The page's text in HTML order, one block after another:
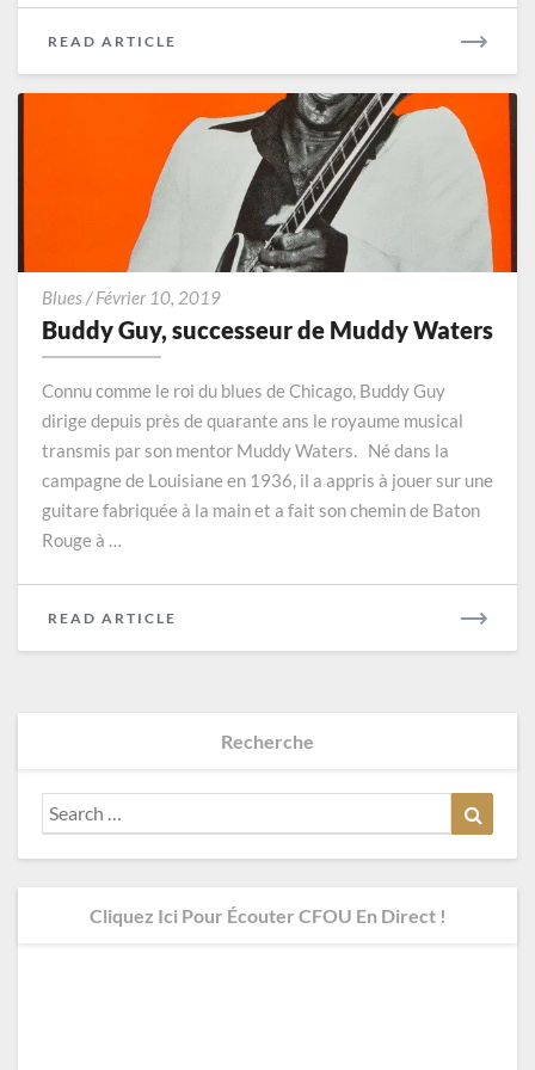
READ ARTICLE
Blues/Février 10, 2019Buddy
Guy,
Muddy
Waters
Buddy Guy, successeur de Muddy Waters
Connu comme le roi du blues de Chicago, Buddy Guy
dirige depuis près de quarante ans le royaume musical
transmis par son mentor Muddy Waters. Né dans la
campagne de Louisiane en 1936, il a appris à jouer sur une
guitare fabriquée à la main et a fait son chemin de Baton
Rouge à …
READ ARTICLE
MORE
Recherche
Search
for:
Cliquez Ici Pour Écouter CFOU En Direct !